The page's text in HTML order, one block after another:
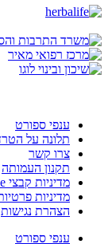
ענפי ספורט
תלונה על
צרו קשר
תקנון העמותה
מדיניות קבצי Cookie של האתר
מדיניות
הצהרת נגישות
ענפי ספורט